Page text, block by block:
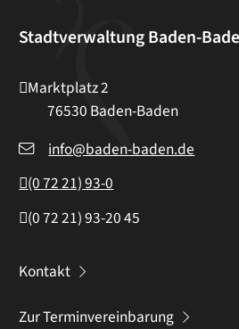
Stadtverwaltung Baden-
Marktplatz 2
76530 Baden-Baden
info@baden-baden.de
(07221) 93-0
(07221) 93-2045
Kontakt
Zur Terminvereinbarung